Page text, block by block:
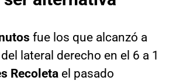
fue los que alcanzó a
lateral derecho en el 6 a 1
Recoleta el pasado